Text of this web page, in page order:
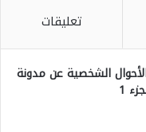
تعليقات
الشخصية عن مدونة
1